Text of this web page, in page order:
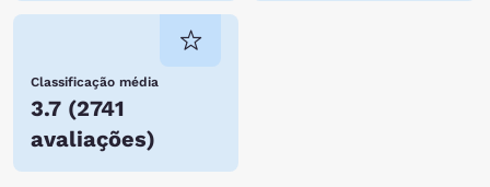
Classificação média
3.7 (2741
avaliações)